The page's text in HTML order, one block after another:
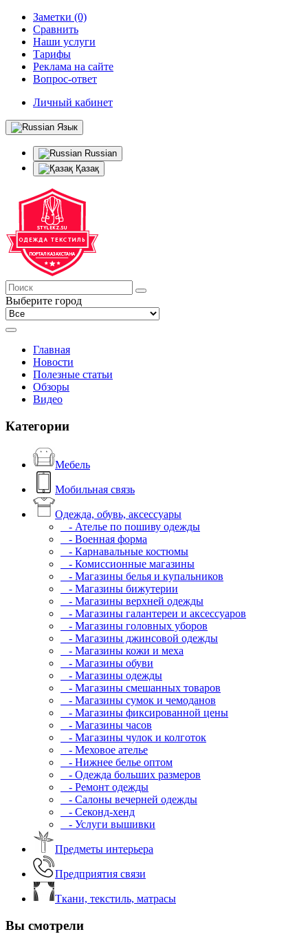
Заметки (0)
Сравнить
Наши услуги
Тарифы
Реклама на сайте
Вопрос-ответ
Личный кабинет
Язык
Russian
Қазақ
Выберите город
Главная
Новости
Полезные статьи
Обзоры
Видео
Категории
Мебель
Мобильная связь
Одежда, обувь, аксессуары
- Ателье по пошиву одежды
- Военная форма
- Карнавальные костюмы
- Комиссионные магазины
- Магазины белья и купальников
- Магазины бижутерии
- Магазины верхней одежды
- Магазины галантереи и аксессуаров
- Магазины головных уборов
- Магазины джинсовой одежды
- Магазины кожи и меха
- Магазины обуви
- Магазины одежды
- Магазины смешанных товаров
- Магазины сумок и чемоданов
- Магазины фиксированной цены
- Магазины часов
- Магазины чулок и колготок
- Меховое ателье
- Нижнее белье оптом
- Одежда больших размеров
- Ремонт одежды
- Салоны вечерней одежды
- Секонд-хенд
- Услуги вышивки
Предметы интерьера
Предприятия связи
Ткани, текстиль, матрасы
Вы смотрели